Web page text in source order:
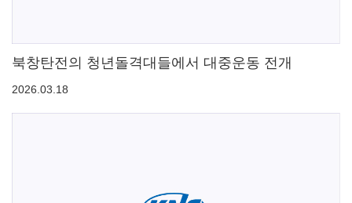
북창탄전의 청년돌격대들에서 대중운동 전개
2026.03.18